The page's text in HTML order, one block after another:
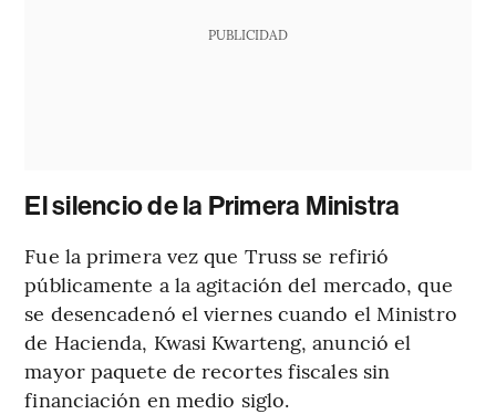
PUBLICIDAD
El silencio de la Primera Ministra
Fue la primera vez que Truss se refirió
públicamente a la agitación del mercado, que
se desencadenó el viernes cuando el Ministro
de Hacienda, Kwasi Kwarteng, anunció el
mayor paquete de recortes fiscales sin
financiación en medio siglo.